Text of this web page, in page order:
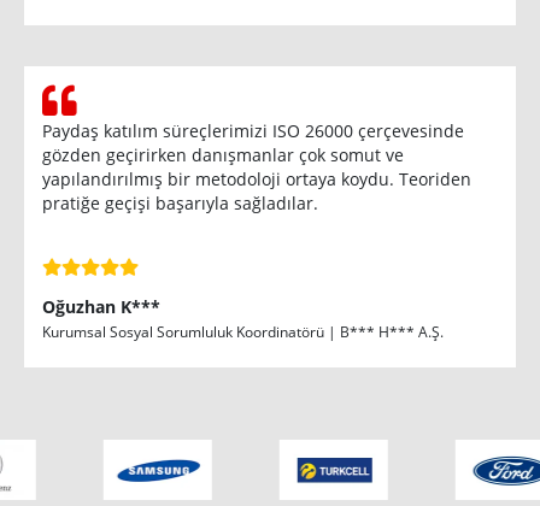
Paydaş katılım süreçlerimizi ISO 26000 çerçevesinde
gözden geçirirken danışmanlar çok somut ve
yapılandırılmış bir metodoloji ortaya koydu. Teoriden
pratiğe geçişi başarıyla sağladılar.
Oğuzhan K***
Kurumsal Sosyal Sorumluluk Koordinatörü | B*** H*** A.Ş.